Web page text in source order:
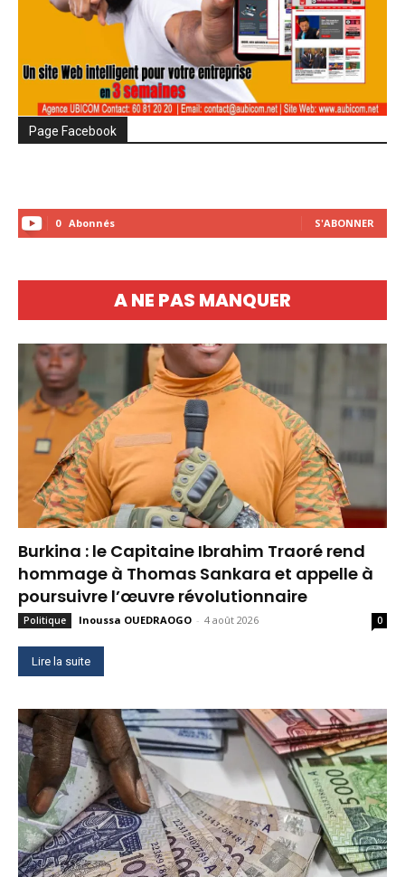
Page Facebook
0 Abonnés S'ABONNER
A NE PAS MANQUER
Burkina : le Capitaine Ibrahim Traoré rend
hommage à Thomas Sankara et appelle à
poursuivre l’œuvre révolutionnaire
Politique Inoussa OUEDRAOGO - 4 août 2026 0
Lire la suite